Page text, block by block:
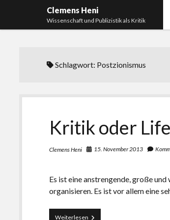
Clemens Heni
Wissenschaft und Publizistik als Kritik
Schlagwort: Postzionismus
Kritik oder
Clemens Heni 15. November 2013
Es ist eine anstrengende, große
organisieren. Es ist vor allem eine
Weiterlesen Kritik